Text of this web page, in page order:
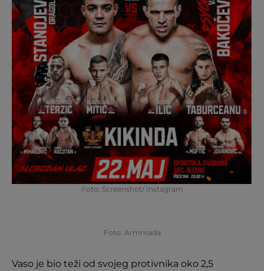
Foto: Screenshot/ Instagram
Foto: Armmada
Vaso je bio teži od svojeg protivnika oko 2,5